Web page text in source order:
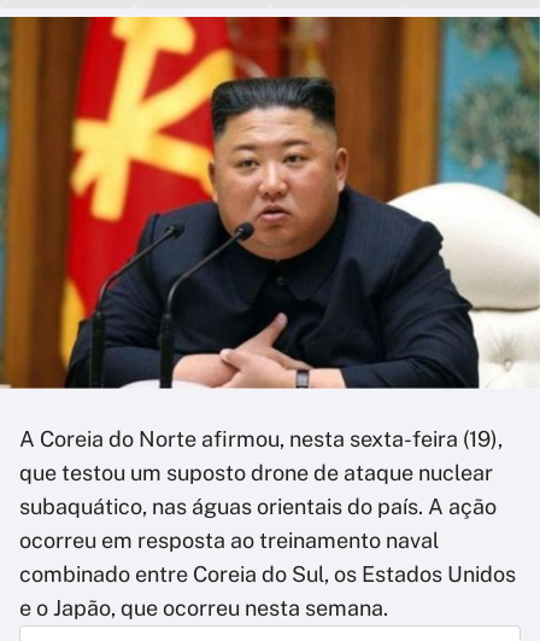
A Coreia do Norte afirmou, nesta sexta-feira (19),
que testou um suposto drone de ataque nuclear
subaquático, nas águas orientais do país. A ação
ocorreu em resposta ao treinamento naval
combinado entre Coreia do Sul, os Estados Unidos
e o Japão, que ocorreu nesta semana.